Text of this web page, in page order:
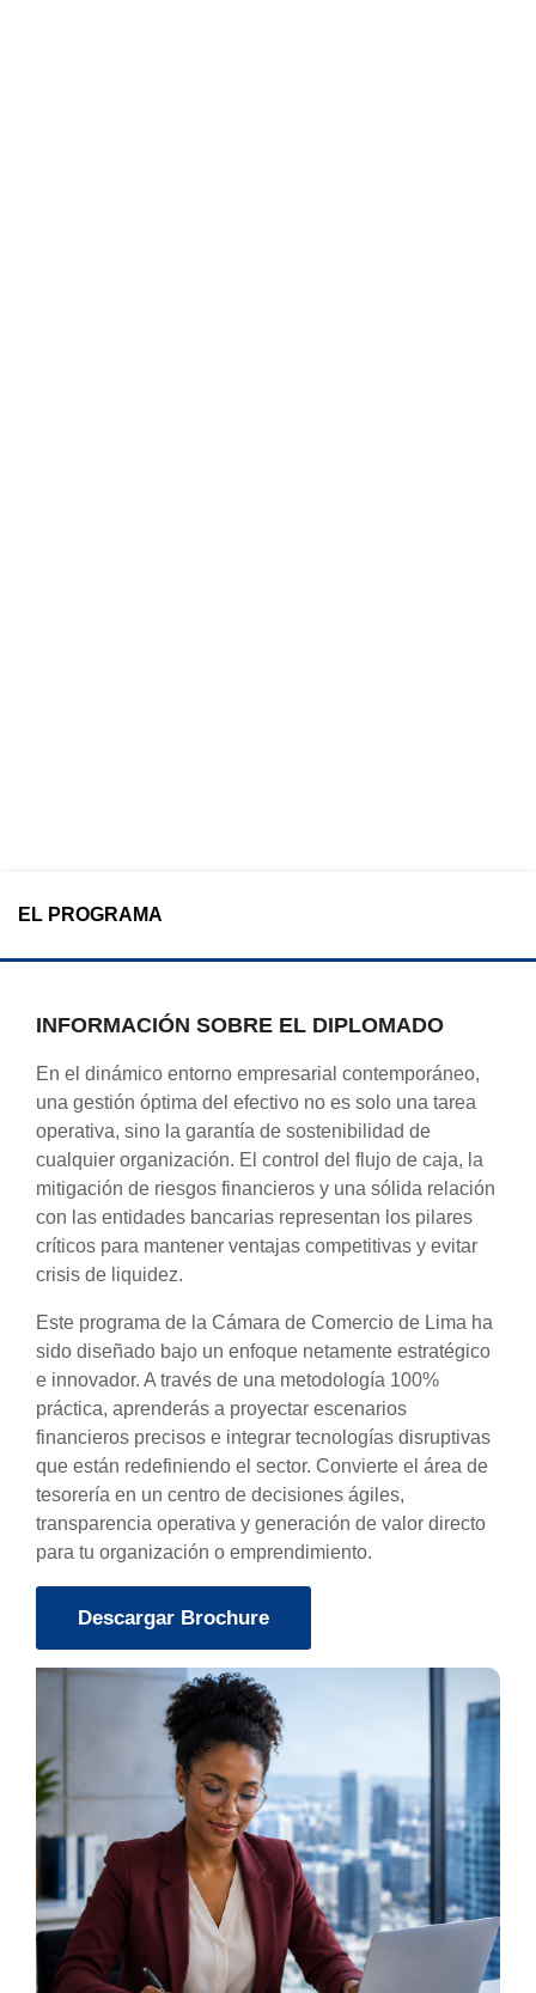
EL PROGRAMA
INFORMACIÓN SOBRE EL DIPLOMADO
En el dinámico entorno empresarial contemporáneo,
una gestión óptima del efectivo no es solo una tarea
operativa, sino la garantía de sostenibilidad de
cualquier organización. El control del flujo de caja, la
mitigación de riesgos financieros y una sólida relación
con las entidades bancarias representan los pilares
críticos para mantener ventajas competitivas y evitar
crisis de liquidez.
Este programa de la Cámara de Comercio de Lima ha
sido diseñado bajo un enfoque netamente estratégico
e innovador. A través de una metodología 100%
práctica, aprenderás a proyectar escenarios
financieros precisos e integrar tecnologías disruptivas
que están redefiniendo el sector. Convierte el área de
tesorería en un centro de decisiones ágiles,
transparencia operativa y generación de valor directo
para tu organización o emprendimiento.
Descargar Brochure